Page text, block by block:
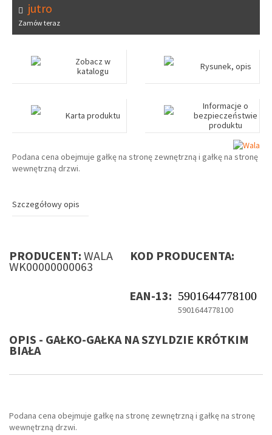
jutro
Zamów teraz
Zobacz w
katalogu
Rysunek, opis
Karta produktu
Informacje o
bezpieczeństwie
produktu
Podana cena obejmuje gałkę na stronę zewnętrzną i gałkę na stronę
wewnętrzną drzwi.
Szczegółowy opis
PRODUCENT: WALA KOD PRODUCENTA:
WK00000000063
EAN-13: 5901644778100
5901644778100
OPIS - GAŁKO-GAŁKA NA SZYLDZIE KRÓTKIM
BIAŁA
Podana cena obejmuje gałkę na stronę zewnętrzną i gałkę na stronę
wewnętrzną drzwi.